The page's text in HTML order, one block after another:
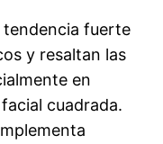
tendencia fuerte
y resaltan las
en
cuadrada.